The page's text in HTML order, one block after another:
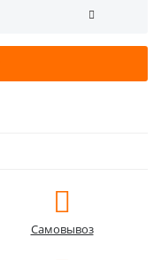
Самовывоз